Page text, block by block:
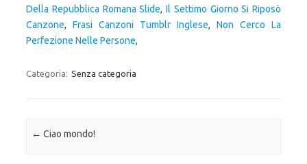
Della Repubblica Romana Slide, Il Settimo Giorno Si Riposò
Canzone, Frasi Canzoni Tumblr Inglese, Non Cerco La
Perfezione Nelle Persone,
Categoria: Senza categoria
Navigazione articolo
← Ciao mondo!